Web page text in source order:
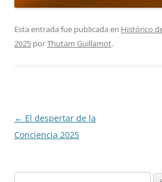
Esta entrada fue publicada en Histórico
2025 porThutam Guillamot.
Navegación
de
← El despertar de la
Conciencia 2025